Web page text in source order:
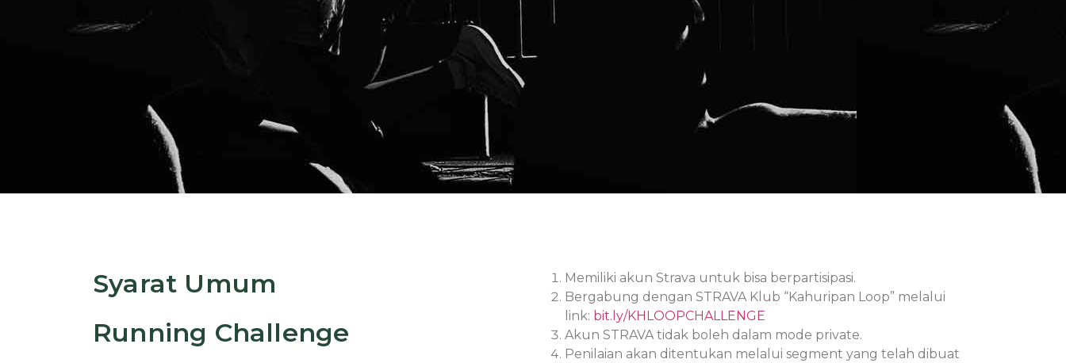
Syarat Umum
Running Challenge
Memiliki akun Strava untuk bisa berpartisipasi.
Bergabung dengan STRAVA Klub “Kahuripan Loop” melalui
link: bit.ly/KHLOOPCHALLENGE
Akun STRAVA tidak boleh dalam mode private.
Penilaian akan ditentukan melalui segment yang telah dibuat